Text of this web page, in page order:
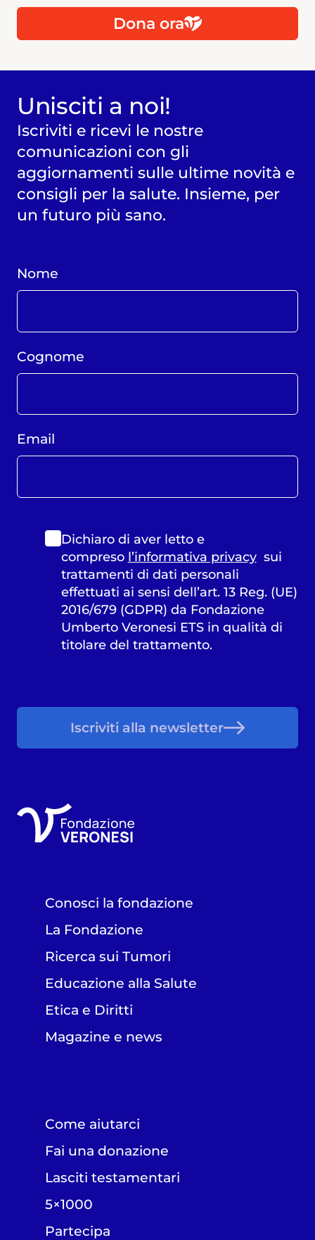
Dona ora
Unisciti a noi!
Iscriviti e ricevi le nostre
comunicazioni con gli
aggiornamenti sulle ultime novità e
consigli per la salute. Insieme, per
un futuro più sano.
Nome
Cognome
Email
Dichiaro di aver letto e
compreso l’informativa privacysui
trattamenti di dati personali
effettuati ai sensi dell’art. 13 Reg. (UE)
2016/679 (GDPR) da Fondazione
Umberto Veronesi ETS in qualità di
titolare del trattamento.
Iscriviti alla newsletter
Conosci la fondazione
La Fondazione
Ricerca sui Tumori
Educazione alla Salute
Etica e Diritti
Magazine e news
Come aiutarci
Fai una donazione
Lasciti testamentari
5×1000
Partecipa